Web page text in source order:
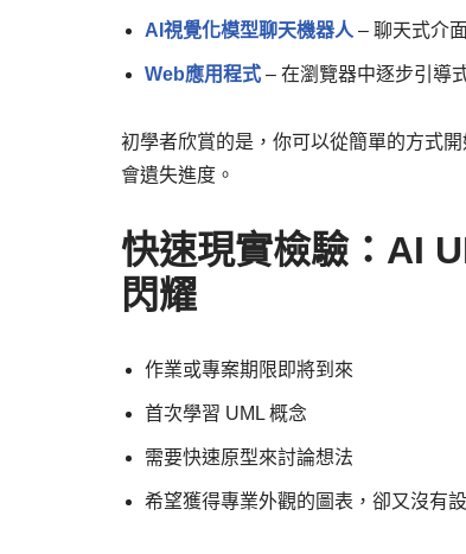
AI視覺化模型聊天機器人 – 聊天式介
Web應用程式 – 在瀏覽器中逐步引導
初學者欣賞的是，你可以從簡單的方式
會遺失進度。
快速現實檢驗：AI
閃耀
作業或專案期限即將到來
首次學習 UML 概念
需要快速原型來討論想法
希望獲得專業外觀的圖表，卻又沒有